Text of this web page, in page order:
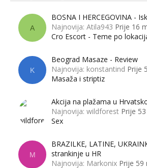
A
BOSNA I HERCEGOVINA -
Najnovija: Atila943 Prije 16
Cro Escort - Teme po
K
Beograd Masaze - Review
Najnovija: konstantind Prije
Masaža i striptiz
Akcija na plažama u
Najnovija: wildforest Prije
Sex
M
BRAZILKE, LATINE,
strankinje u HR
Najnovija: Markonix Prije 59